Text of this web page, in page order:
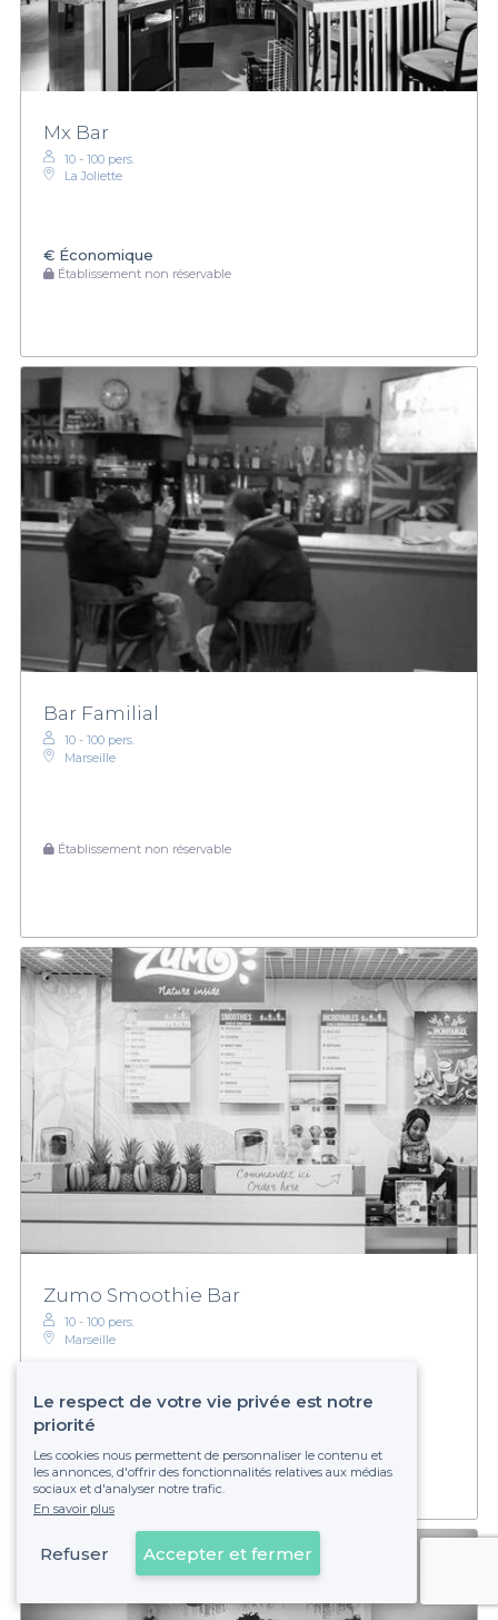
Mx Bar
10 - 100 pers.
La Joliette
€ Économique
Établissement non réservable
Bar Familial
10 - 100 pers.
Marseille
Établissement non réservable
Zumo Smoothie Bar
10 - 100 pers.
Marseille
Établissement non réservable
Voir sur la carte
Le respect de votre vie privée est notre
priorité
Les cookies nous permettent de personnaliser le contenu et
les annonces, d'offrir des fonctionnalités relatives aux médias
sociaux et d'analyser notre trafic.
En savoir plus
Refuser Accepter et fermer